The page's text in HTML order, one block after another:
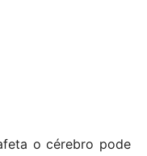
o cérebro pode